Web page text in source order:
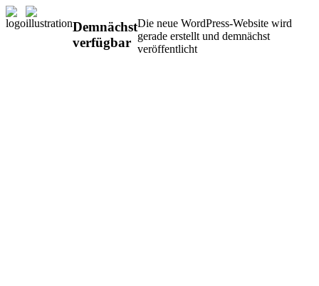
Demnächst
verfügbar
Die neue WordPress-Website wird
gerade erstellt und demnächst
veröffentlicht